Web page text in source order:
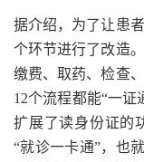
据介绍，为了让患
个环节进行了改造
缴费、取药、检查
12个流程都能“一
扩展了读身份证的
“就诊一卡通”，也